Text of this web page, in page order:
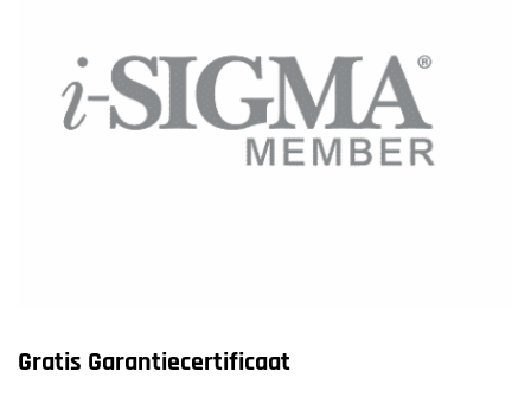
Gratis Garantiecertificaat